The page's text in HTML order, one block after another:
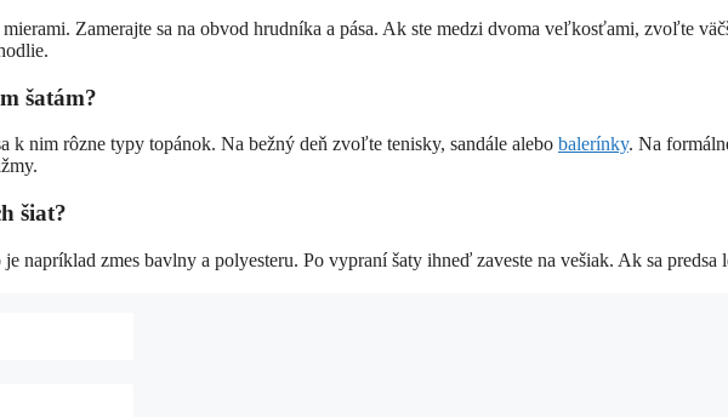
Zamerajte sa na obvod hrudníka a pása. Ak ste medzi dvoma veľkosťami, zvoľte
šatám?
k nim rôzne typy topánok. Na bežný deň zvoľte tenisky, sandále alebo balerínky. Na
šiat?
napríklad zmes bavlny a polyesteru. Po vypraní šaty ihneď zaveste na vešiak. Ak sa predsa